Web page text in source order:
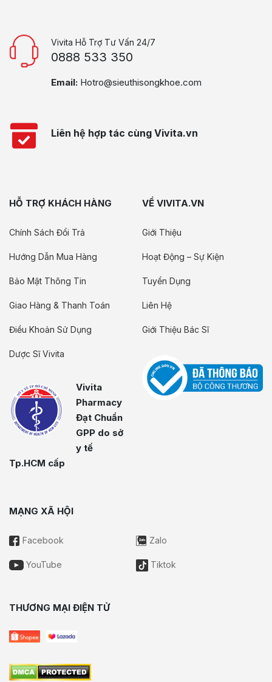
Vivita Hỗ Trợ Tư Vấn 24/7
0888 533 350
Email: Hotro@sieuthisongkhoe.com
Liên hệ hợp tác cùng Vivita.vn
HỖ TRỢ KHÁCH HÀNG
Chính Sách Đổi Trả
Hướng Dẫn Mua Hàng
Bảo Mật Thông Tin
Giao Hàng & Thanh Toán
Điều Khoản Sử Dụng
Dược Sĩ Vivita
Vivita
Pharmacy
Đạt Chuẩn
GPP do sở
y tế
Tp.HCM cấp
VỀ VIVITA.VN
Giới Thiệu
Hoạt Động – Sự Kiện
Tuyển Dụng
Liên Hệ
Giới Thiệu Bác Sĩ
MẠNG XÃ HỘI
Facebook Zalo
YouTube Tiktok
THƯƠNG MẠI ĐIỆN TỬ